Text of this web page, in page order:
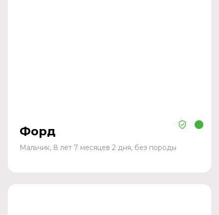
Форд
Мальчик, 8 лет 7 месяцев 2 дня, без породы